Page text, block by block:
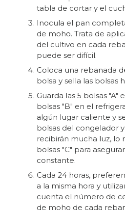
tabla de cortar y el
Inocula el pan
de moho. Trata de
del cultivo en cada
puede ser difícil.
Coloca una rebanada
bolsa y sella las bolsas
Guarda las 5 bolsas "A"
bolsas "B" en el
algún lugar caliente y
bolsas del congelador
recibirán mucha luz, lo
bolsas "C" para
constante.
Cada 24 horas,
a la misma hora y
cuenta el número de
de moho de cada